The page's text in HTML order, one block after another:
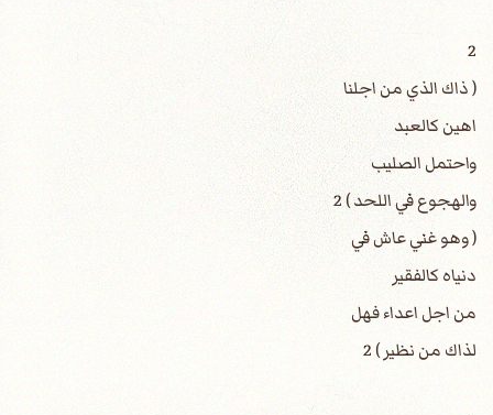
2
( ذاك الذي من اجلنا
اهين كالعبد
واحتمل الصليب
والهجوع في اللحد ) 2
( وهو غني عاش في
دنياه كالفقير
من اجل اعداء فهل
لذاك من نظير ) 2